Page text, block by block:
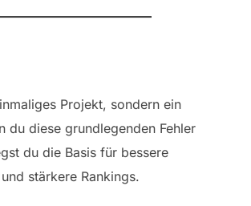
Projekt, sondern ein
du diese grundlegenden Fehler
du die Basis für bessere
stärkere Rankings.